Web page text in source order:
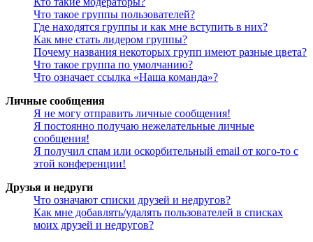
Что такое группы пользователей?
Где находятся группы и как мне вступить в них?
Как мне стать лидером группы?
Почему названия некоторых групп имеют разные цвета?
Что такое группа по умолчанию?
Что означает ссылка «Наша команда»?
Личные сообщения
Я не могу отправить личные сообщения!
Я постоянно получаю нежелательные личные
сообщения!
Я получил спам или оскорбительный email от кого-то с
этой конференции!
Друзья и недруги
Что означают списки друзей и недругов?
Как мне добавлять/удалять пользователей в списках
моих друзей и недругов?